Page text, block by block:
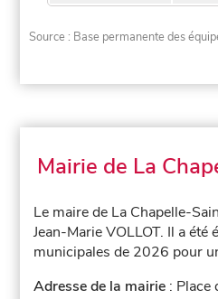
Source : Base permanente des
Mairie de La
Le maire de La Chapelle-
Jean-Marie VOLLOT. Il a été
municipales de 2026 pour
Adresse de la mairie :